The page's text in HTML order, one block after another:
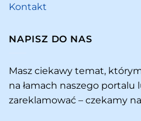
Kontakt
NAPISZ DO NAS
Masz ciekawy temat,
na łamach naszego portalu
zareklamować – czekamy